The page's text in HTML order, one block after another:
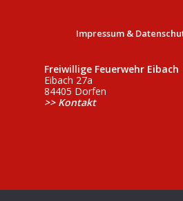
Impressum &
Freiwillige Feuerwehr Eibach
Eibach 27a
84405 Dorfen
>> Kontakt